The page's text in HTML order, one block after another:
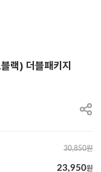
랙) 더블패키지
30,850원
23,950원